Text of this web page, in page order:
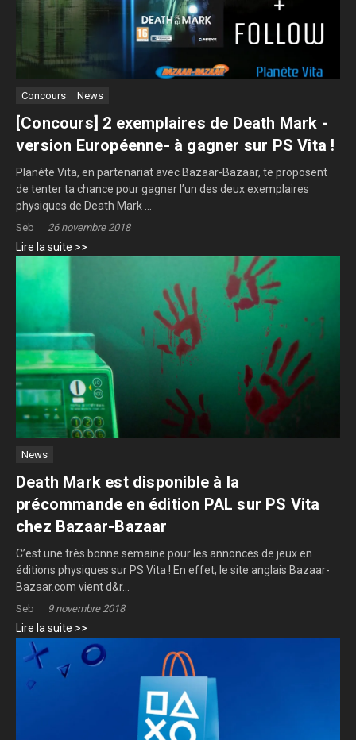
Concours News
[Concours] 2 exemplaires de Death Mark -
version Européenne- à gagner sur PS Vita !
Planète Vita, en partenariat avec Bazaar-Bazaar, te proposent
de tenter ta chance pour gagner l’un des deux exemplaires
physiques de Death Mark ...
Seb 26 novembre 2018
Lire la suite >>
News
Death Mark est disponible à la
précommande en édition PAL sur PS Vita
chez Bazaar-Bazaar
C’est une très bonne semaine pour les annonces de jeux en
éditions physiques sur PS Vita ! En effet, le site anglais Bazaar-
Bazaar.com vient d&r...
Seb 9 novembre 2018
Lire la suite >>